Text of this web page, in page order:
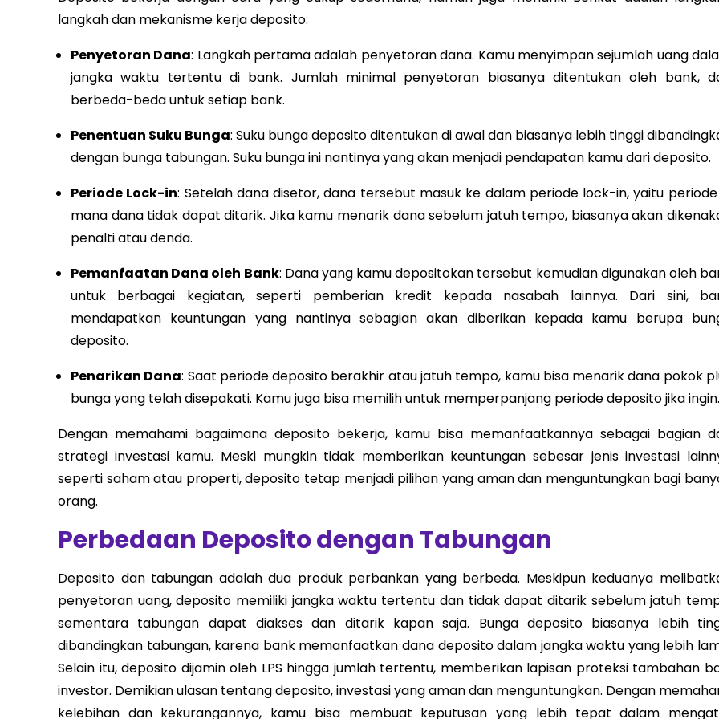
langkah dan mekanisme kerja deposito:
Penyetoran Dana: Langkah pertama adalah penyetoran dana. Kamu menyimpan sejumlah uang
jangka waktu tertentu di bank. Jumlah minimal penyetoran biasanya ditentukan oleh bank,
berbeda-beda untuk setiap bank.
Penentuan Suku Bunga: Suku bunga deposito ditentukan di awal dan biasanya lebih tinggi
dengan bunga tabungan. Suku bunga ini nantinya yang akan menjadi pendapatan kamu dari deposito.
Periode Lock-in: Setelah dana disetor, dana tersebut masuk ke dalam periode lock-in, yaitu
mana dana tidak dapat ditarik. Jika kamu menarik dana sebelum jatuh tempo, biasanya akan
penalti atau denda.
Pemanfaatan Dana oleh Bank: Dana yang kamu depositokan tersebut kemudian digunakan oleh
untuk berbagai kegiatan, seperti pemberian kredit kepada nasabah lainnya. Dari sini,
mendapatkan keuntungan yang nantinya sebagian akan diberikan kepada kamu berupa
deposito.
Penarikan Dana: Saat periode deposito berakhir atau jatuh tempo, kamu bisa menarik dana pokok
bunga yang telah disepakati. Kamu juga bisa memilih untuk memperpanjang periode deposito jika ingin.
Dengan memahami bagaimana deposito bekerja, kamu bisa memanfaatkannya sebagai bagian
strategi investasi kamu. Meski mungkin tidak memberikan keuntungan sebesar jenis investasi
seperti saham atau properti, deposito tetap menjadi pilihan yang aman dan menguntungkan bagi
orang.
Perbedaan Deposito dengan Tabungan
Deposito dan tabungan adalah dua produk perbankan yang berbeda. Meskipun keduanya
penyetoran uang, deposito memiliki jangka waktu tertentu dan tidak dapat ditarik sebelum jatuh
sementara tabungan dapat diakses dan ditarik kapan saja. Bunga deposito biasanya lebih
dibandingkan tabungan, karena bank memanfaatkan dana deposito dalam jangka waktu yang lebih
Selain itu, deposito dijamin oleh LPS hingga jumlah tertentu, memberikan lapisan proteksi tambahan
investor. Demikian ulasan tentang deposito, investasi yang aman dan menguntungkan. Dengan
kelebihan dan kekurangannya, kamu bisa membuat keputusan yang lebih tepat dalam